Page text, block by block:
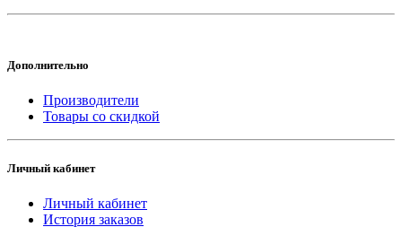
Дополнительно
Производители
Товары со скидкой
Личный кабинет
Личный кабинет
История заказов